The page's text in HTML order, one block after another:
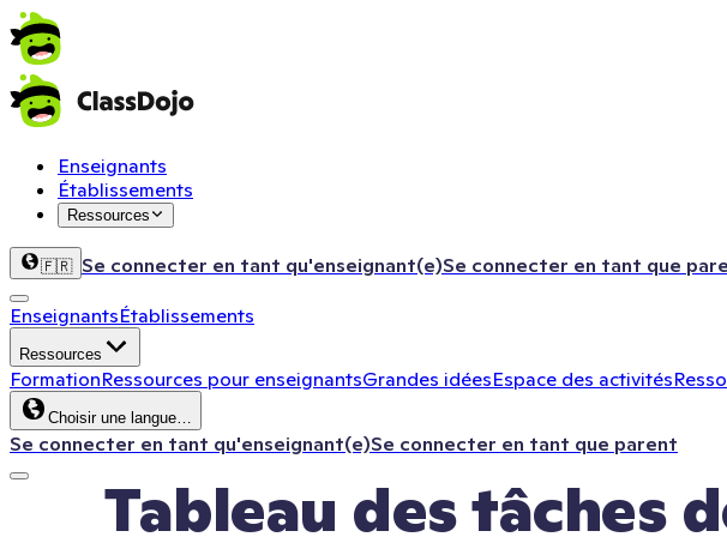
Enseignants
Établissements
Ressources
🇫🇷 Se connecter en tant qu'enseignant(e)Se connecter en tant que
EnseignantsÉtablissements
Ressources
FormationRessources pour enseignantsGrandes idéesEspace des activités
Choisir une langue…
Se connecter en tant qu'enseignant(e)Se connecter en tant que parent
Tableau des tâches